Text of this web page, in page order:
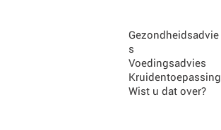
Gezondheidsadvie
s
Voedingsadvies
Kruidentoepassing
Wist u dat over?